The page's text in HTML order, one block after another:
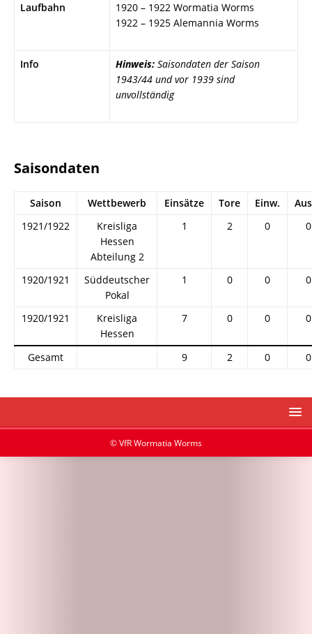
Laufbahn
1920 – 1922 Wormatia Worms
1922 – 1925 Alemannia Worms
Info Hinweis: Saisondaten der Saison
1943/44 und vor 1939 sind
unvollständig
Saisondaten
Saison Wettbewerb Einsätze Tore Einw.
1921/1922
Kreisliga
Hessen
Abteilung 2
1 2 0 0
1920/1921
Süddeutscher
Pokal
1 0 0 0
1920/1921
Kreisliga
Hessen
7 0 0 0
Gesamt 9 2 0 0
© VfR Wormatia Worms